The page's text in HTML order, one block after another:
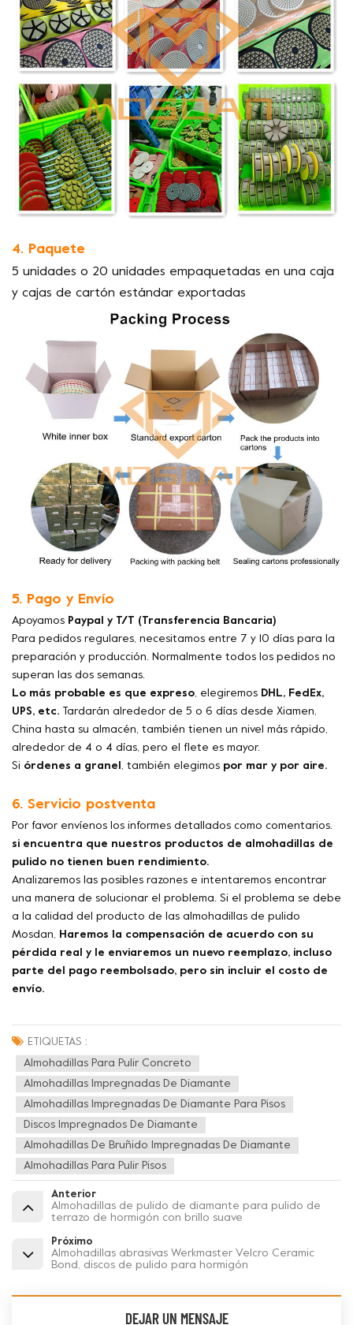
4. Paquete
5 unidades o 20 unidades empaquetadas en una caja
y cajas de cartón estándar exportadas
5. Pago y Envío
Apoyamos Paypal y T/T (Transferencia Bancaria)
Para pedidos regulares, necesitamos entre 7 y 10 días para la
preparación y producción. Normalmente todos los pedidos no
superan las dos semanas.
Lo más probable es que expreso, elegiremos DHL, FedEx,
UPS, etc. Tardarán alrededor de 5 o 6 días desde Xiamen,
China hasta su almacén, también tienen un nivel más rápido,
alrededor de 4 o 4 días, pero el flete es mayor.
Si órdenes a granel , también elegimos por mar y por aire.
6. Servicio postventa
Por favor envíenos los informes detallados como comentarios.
si encuentra que nuestros productos de almohadillas de
pulido no tienen buen rendimiento.
Analizaremos las posibles razones e intentaremos encontrar
una manera de solucionar el problema. Si el problema se debe
a la calidad del producto de las almohadillas de pulido
Mosdan, Haremos la compensación de acuerdo con su
pérdida real y le enviaremos un nuevo reemplazo, incluso
parte del pago reembolsado, pero sin incluir el costo de
envío.
ETIQUETAS :
Almohadillas Para Pulir Concreto
Almohadillas Impregnadas De Diamante
Almohadillas Impregnadas De Diamante Para Pisos
Discos Impregnados De Diamante
Almohadillas De Bruñido Impregnadas De Diamante
Almohadillas Para Pulir Pisos
Anterior
Almohadillas de pulido de diamante para pulido de
terrazo de hormigón con brillo suave
Próximo
Almohadillas abrasivas Werkmaster Velcro Ceramic
Bond, discos de pulido para hormigón
DEJAR UN MENSAJE